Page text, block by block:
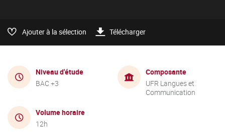
Ajouter à la sélection Télécharger
Niveau d'étude
BAC +3
Composante
UFR Langues et
Communication
Volume horaire
12h